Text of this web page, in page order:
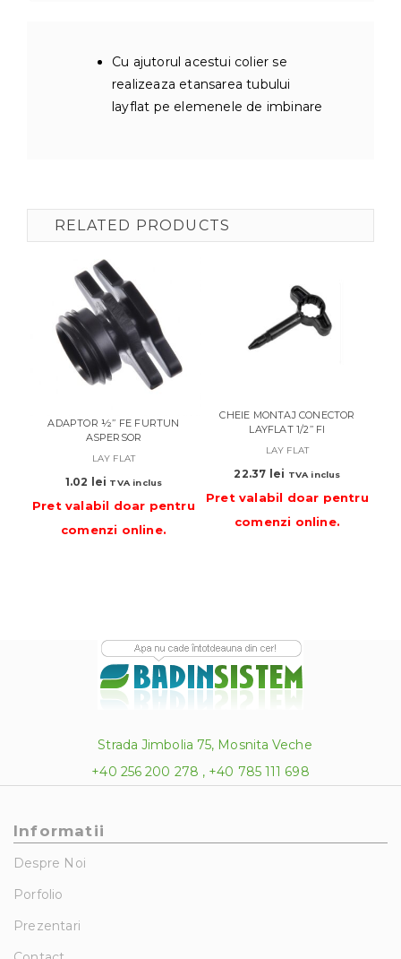
Cu ajutorul acestui colier se
realizeaza etansarea tubului
layflat pe elemenele de imbinare
RELATED PRODUCTS
ADAPTOR ½’’ FE FURTUN
ASPERSOR
LAY FLAT
1.02 lei TVA inclus
Pret valabil doar pentru
comenzi online.
CHEIE MONTAJ CONECTOR
LAYFLAT 1/2’’ FI
LAY FLAT
22.37 lei TVA inclus
Pret valabil doar pentru
comenzi online.
Strada Jimbolia 75, Mosnita Veche
+40 256 200 278 , +40 785 111 698
Informatii
Despre Noi
Porfolio
Prezentari